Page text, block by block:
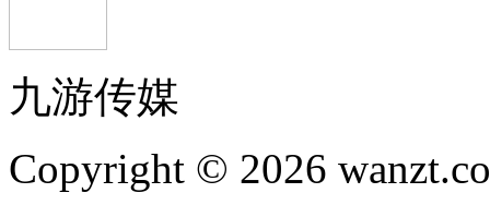
九游传媒
Copyright © 2026